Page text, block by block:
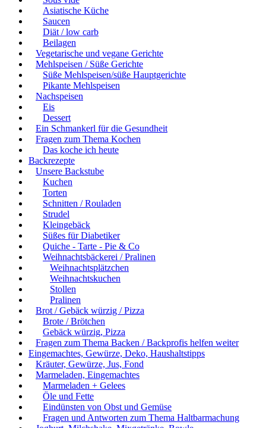
Asiatische Küche
Saucen
Diät / low carb
Beilagen
Vegetarische und vegane Gerichte
Mehlspeisen / Süße Gerichte
Süße Mehlspeisen/süße Hauptgerichte
Pikante Mehlspeisen
Nachspeisen
Eis
Dessert
Ein Schmankerl für die Gesundheit
Fragen zum Thema Kochen
Das koche ich heute
Backrezepte
Unsere Backstube
Kuchen
Torten
Schnitten / Rouladen
Strudel
Kleingebäck
Süßes für Diabetiker
Quiche - Tarte - Pie & Co
Weihnachtsbäckerei / Pralinen
Weihnachtsplätzchen
Weihnachtskuchen
Stollen
Pralinen
Brot / Gebäck würzig / Pizza
Brote / Brötchen
Gebäck würzig, Pizza
Fragen zum Thema Backen / Backprofis helfen weiter
Eingemachtes, Gewürze, Deko, Haushaltstipps
Kräuter, Gewürze, Jus, Fond
Marmeladen, Eingemachtes
Marmeladen + Gelees
Öle und Fette
Eindünsten von Obst und Gemüse
Fragen und Antworten zum Thema Haltbarmachung